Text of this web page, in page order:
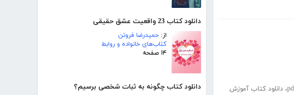
دانلود کتاب 23 واقعیت عشق حقیقی
از: حمیدرضا فروتن
کتاب‌های خانواده و روابط
۱۴ صفحه
دانلود کتاب چگونه به ثبات شخصی برسیم؟ ، دانلود کتاب آموزش